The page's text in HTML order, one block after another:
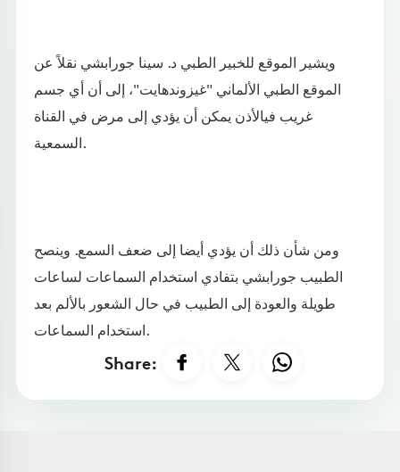
ويشير الموقع للخبير الطبي د. سينا جورابشي نقلاً عن
الموقع الطبي الألماني "غيزوندهايت"، إلى أن أي جسم
غريب فيالأذن يمكن أن يؤدي إلى مرض في القناة
السمعية.
ومن شأن ذلك أن يؤدي أيضا إلى ضعف السمع. وينصح
الطبيب جورابشي بتفادي استخدام السماعات لساعات
طويلة والعودة إلى الطبيب في حال الشعور بالألم بعد
استخدام السماعات.
Share: